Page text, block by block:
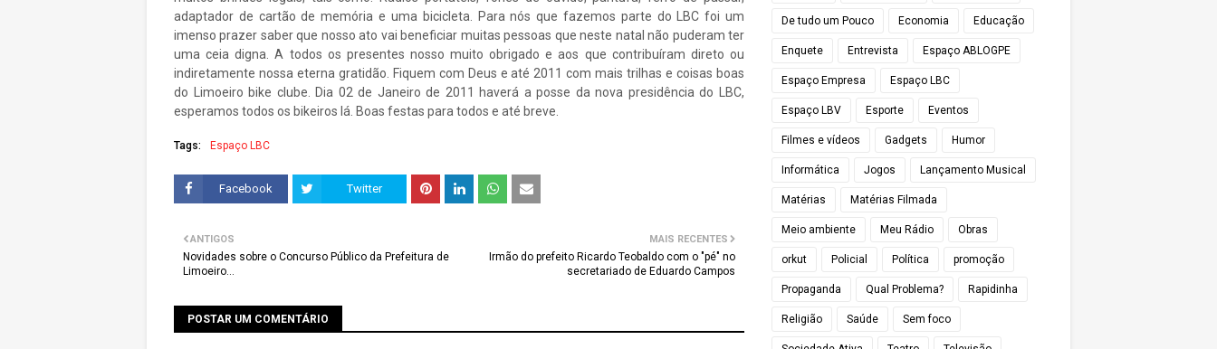
adaptador de cartão de memória e uma bicicleta. Para nós que fazemos parte do LBC foi um
imenso prazer saber que nosso ato vai beneficiar muitas pessoas que neste natal não puderam ter
uma ceia digna. A todos os presentes nosso muito obrigado e aos que contribuíram direto ou
indiretamente nossa eterna gratidão. Fiquem com Deus e até 2011 com mais trilhas e coisas boas
do Limoeiro bike clube. Dia 02 de Janeiro de 2011 haverá a posse da nova presidência do LBC,
esperamos todos os bikeiros lá. Boas festas para todos e até breve.
Tags: Espaço LBC
Facebook Twitter
MAIS RECENTES
Irmão do prefeito Ricardo Teobaldo com o "pé" no
secretariado de Eduardo Campos
ANTIGOS
Novidades sobre o Concurso Público da Prefeitura de
Limoeiro...
POSTAR UM COMENTÁRIO
De tudo um Pouco Economia Educação
Enquete Entrevista Espaço ABLOGPE
Espaço Empresa Espaço LBC
Espaço LBV Esporte Eventos
Filmes e vídeos Gadgets Humor
Informática Jogos Lançamento Musical
Matérias Matérias Filmada
Meio ambiente Meu Rádio Obras
orkut Policial Política promoção
Propaganda Qual Problema? Rapidinha
Religião Saúde Sem foco